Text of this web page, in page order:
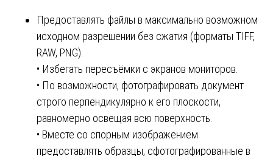
Предоставлять файлы в максимально возможном
исходном разрешении без сжатия (форматы TIFF,
RAW, PNG).
• Избегать пересъёмки с экранов мониторов.
• По возможности, фотографировать документ
строго перпендикулярно к его плоскости,
равномерно освещая всю поверхность.
• Вместе со спорным изображением
предоставлять образцы, сфотографированные в